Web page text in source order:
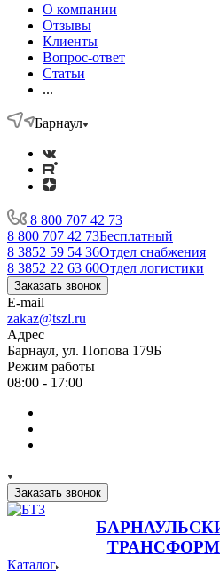
О компании
Отзывы
Клиенты
Вопрос-ответ
Статьи
...
Барнаул
8 800 707 42 73
8 800 707 42 73Бесплатный
8 3852 59 54 36Отдел снабжения
8 3852 22 63 60Отдел логистики
Заказать звонок
E-mail
zakaz@tszl.ru
Адрес
Барнаул, ул. Попова 179Б
Режим работы
08:00 - 17:00
Заказать звонок
Каталог